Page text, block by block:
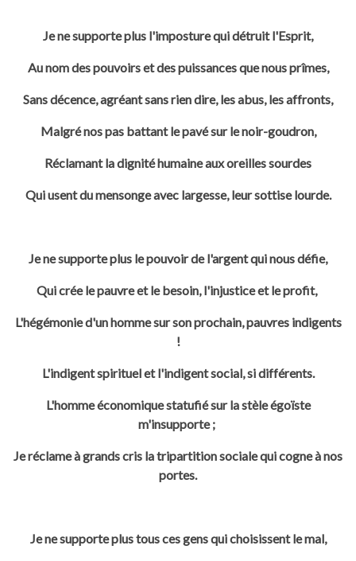
Je ne supporte plus l'imposture qui détruit l'Esprit,
Au nom des pouvoirs et des puissances que nous prîmes,
Sans décence, agréant sans rien dire, les abus, les affronts,
Malgré nos pas battant le pavé sur le noir-goudron,
Réclamant la dignité humaine aux oreilles sourdes
Qui usent du mensonge avec largesse, leur sottise lourde.
Je ne supporte plus le pouvoir de l'argent qui nous défie,
Qui crée le pauvre et le besoin, l'injustice et le profit,
L'hégémonie d'un homme sur son prochain, pauvres indigents
!
L'indigent spirituel et l'indigent social, si différents.
L'homme économique statufié sur la stèle égoïste
m'insupporte ;
Je réclame à grands cris la tripartition sociale qui cogne à nos
portes.
Je ne supporte plus tous ces gens qui choisissent le mal,